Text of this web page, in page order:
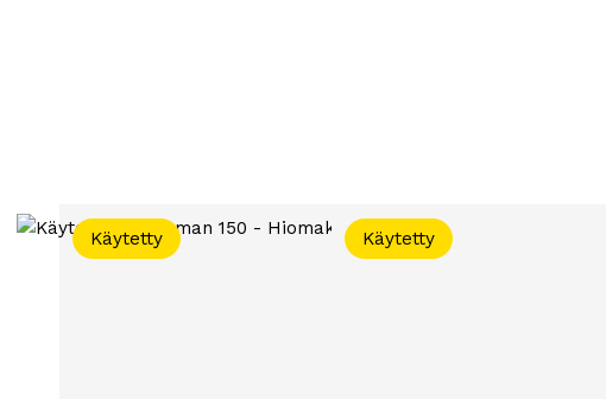
Käytetty Käytetty